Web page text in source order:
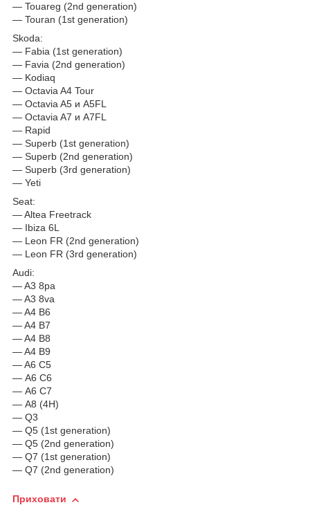
— Touareg (2nd generation)
— Touran (1st generation)
Skoda:
— Fabia (1st generation)
— Favia (2nd generation)
— Kodiaq
— Octavia A4 Tour
— Octavia A5 и A5FL
— Octavia A7 и A7FL
— Rapid
— Superb (1st generation)
— Superb (2nd generation)
— Superb (3rd generation)
— Yeti
Seat:
— Altea Freetrack
— Ibiza 6L
— Leon FR (2nd generation)
— Leon FR (3rd generation)
Audi:
— A3 8pa
— A3 8va
— A4 B6
— A4 B7
— A4 B8
— A4 B9
— A6 C5
— А6 C6
— А6 С7
— A8 (4H)
— Q3
— Q5 (1st generation)
— Q5 (2nd generation)
— Q7 (1st generation)
— Q7 (2nd generation)
Приховати